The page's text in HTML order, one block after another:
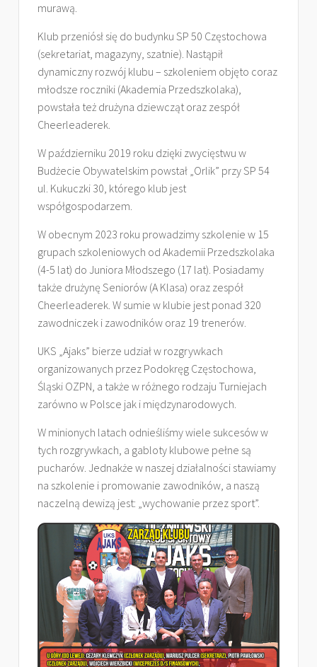
murawą.
Klub przeniósł się do budynku SP 50 Częstochowa
(sekretariat, magazyny, szatnie). Nastąpił
dynamiczny rozwój klubu – szkoleniem objęto coraz
młodsze roczniki (Akademia Przedszkolaka),
powstała też drużyna dziewcząt oraz zespół
Cheerleaderek.
W październiku 2019 roku dzięki zwycięstwu w
Budżecie Obywatelskim powstał „Orlik” przy SP 54
ul. Kukuczki 30, którego klub jest
współgospodarzem.
W obecnym 2023 roku prowadzimy szkolenie w 15
grupach szkoleniowych od Akademii Przedszkolaka
(4-5 lat) do Juniora Młodszego (17 lat). Posiadamy
także drużynę Seniorów (A Klasa) oraz zespół
Cheerleaderek. W sumie w klubie jest ponad 320
zawodniczek i zawodników oraz 19 trenerów.
UKS „Ajaks” bierze udział w rozgrywkach
organizowanych przez Podokręg Częstochowa,
Śląski OZPN, a także w różnego rodzaju Turniejach
zarówno w Polsce jak i międzynarodowych.
W minionych latach odnieśliśmy wiele sukcesów w
tych rozgrywkach, a gabloty klubowe pełne są
pucharów. Jednakże w naszej działalności stawiamy
na szkolenie i promowanie zawodników, a naszą
naczelną dewizą jest: „wychowanie przez sport”.